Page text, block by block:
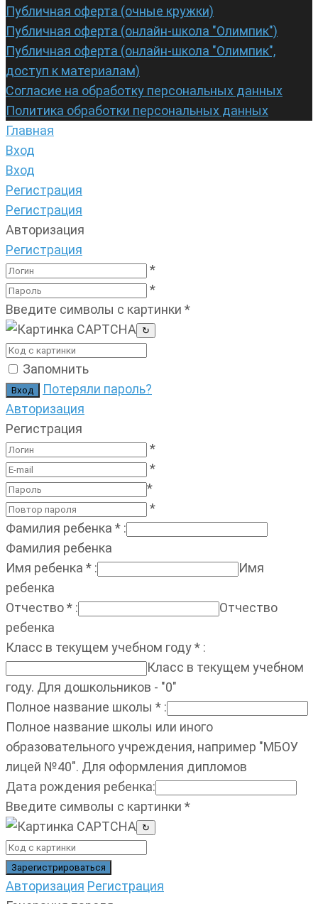
Публичная оферта (очные кружки)
Публичная оферта (онлайн-школа "Олимпик")
Публичная оферта (онлайн-школа "Олимпик",
доступ к материалам)
Согласие на обработку персональных данных
Политика обработки персональных данных
Главная
Вход
Вход
Регистрация
Регистрация
Авторизация
Регистрация
*
*
Введите символы с картинки *
↻
Запомнить
Потеряли пароль?
Авторизация
Регистрация
*
*
*
*
Фамилия ребенка * :
Фамилия ребенка
Имя ребенка * :
Имя
ребенка
Отчество* :
Отчество
ребенка
Класс в текущем учебном году* :
Класс в текущем учебном
году. Для дошкольников - "0"
Полное название школы * :
Полное название школы или иного
образовательного учреждения, например "МБОУ
лицей №40". Для оформления дипломов
Дата рождения ребенка:
Введите символы с картинки *
↻
Авторизация Регистрация